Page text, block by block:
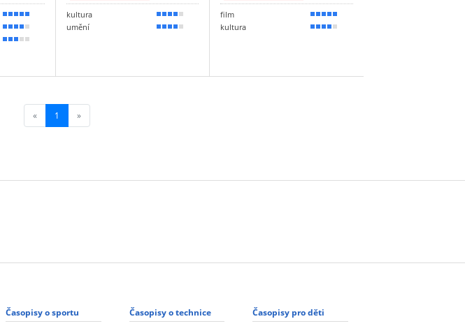
100 %
80 %
60 %
kultura
80 %
umění
70 %
film
90 %
kultura
80 %
« 1 (current)
»
Časopisy o sportu Časopisy o technice Časopisy pro děti